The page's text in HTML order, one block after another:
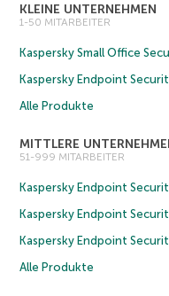
KLEINE UNTERNEHMEN
1-50 MITARBEITER
Kaspersky Small Office
Kaspersky Endpoint
Alle Produkte
MITTLERE
51-999 MITARBEITER
Kaspersky Endpoint
Kaspersky Endpoint
Kaspersky Endpoint
Alle Produkte